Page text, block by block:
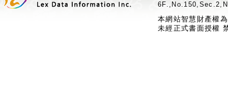
本網站智慧財產權
未經正式書面授權